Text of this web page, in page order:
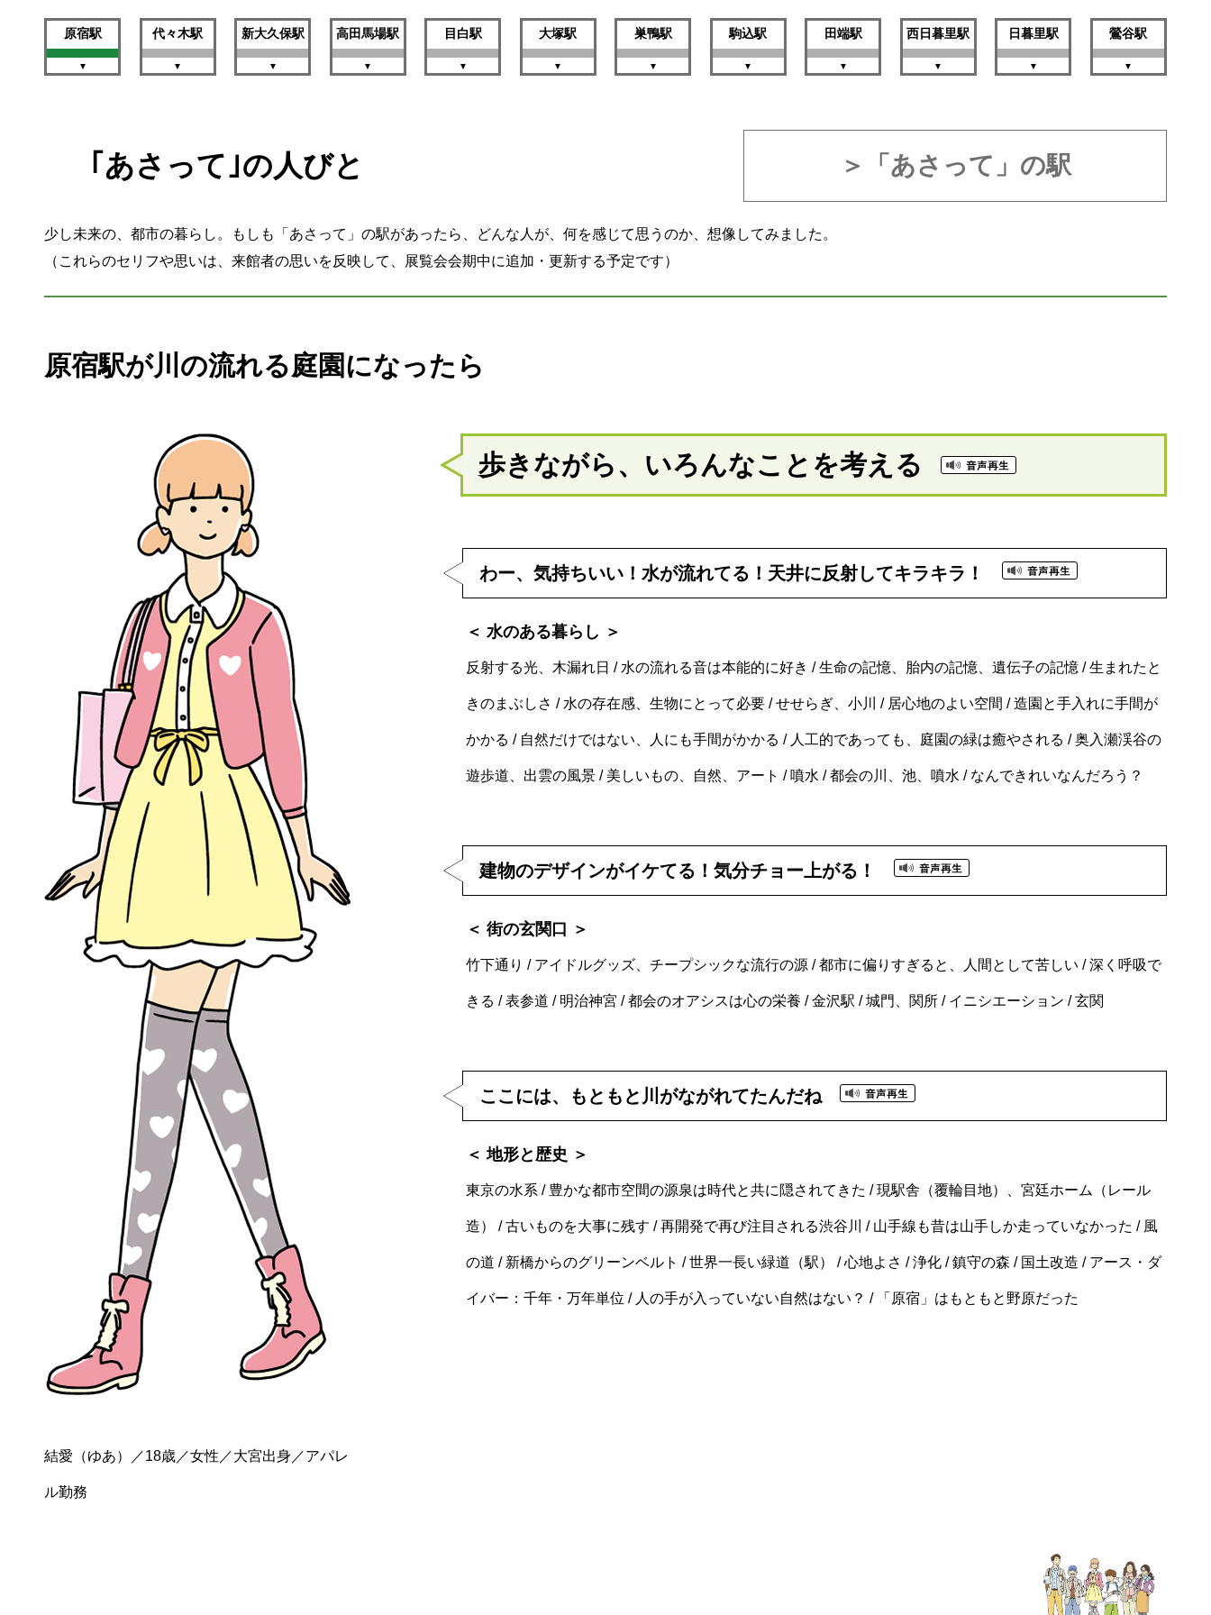
原宿駅 代々木駅 新大久保駅 高田馬場駅 目白駅 大塚駅 巣鴨駅 駒込駅 田端駅 西日暮里駅 日暮里駅 鶯谷駅
｢あさって｣の人びと ＞「あさって」の駅
少し未来の、都市の暮らし。もしも「あさって」の駅があったら、どんな人が、何を感じて思うのか、想像してみました。
（これらのセリフや思いは、来館者の思いを反映して、展覧会会期中に追加・更新する予定です）
原宿駅が川の流れる庭園になったら
結愛（ゆあ）／18歳／女性／大宮出身／アパレ
ル勤務
歩きながら、いろんなことを考える
わー、気持ちいい！水が流れてる！天井に反射してキラキラ！
＜ 水のある暮らし ＞
反射する光、木漏れ日 / 水の流れる音は本能的に好き / 生命の記憶、胎内の記憶、遺伝子の記憶 / 生まれたと
きのまぶしさ / 水の存在感、生物にとって必要 / せせらぎ、小川 / 居心地のよい空間 / 造園と手入れに手間が
かかる / 自然だけではない、人にも手間がかかる / 人工的であっても、庭園の緑は癒やされる / 奥入瀬渓谷の
遊歩道、出雲の風景 / 美しいもの、自然、アート / 噴水 / 都会の川、池、噴水 / なんできれいなんだろう？
建物のデザインがイケてる！気分チョー上がる！
＜ 街の玄関口 ＞
竹下通り / アイドルグッズ、チープシックな流行の源 / 都市に偏りすぎると、人間として苦しい / 深く呼吸で
きる / 表参道 / 明治神宮 / 都会のオアシスは心の栄養 / 金沢駅 / 城門、関所 / イニシエーション / 玄関
ここには、もともと川がながれてたんだね
＜ 地形と歴史 ＞
東京の水系 / 豊かな都市空間の源泉は時代と共に隠されてきた / 現駅舎（覆輪目地）、宮廷ホーム（レール
造） / 古いものを大事に残す / 再開発で再び注目される渋谷川 / 山手線も昔は山手しか走っていなかった / 風
の道 / 新橋からのグリーンベルト / 世界一長い緑道（駅） / 心地よさ / 浄化 / 鎮守の森 / 国土改造 / アース・ダ
イバー：千年・万年単位 / 人の手が入っていない自然はない？ / 「原宿」はもともと野原だった